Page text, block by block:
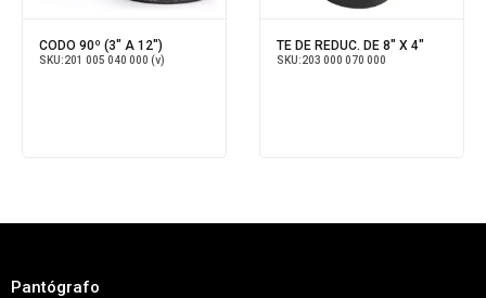
CODO 90º (3" A 12")
SKU:201 005 040 000 (v)
TE DE REDUC. DE 8" X 4"
SKU:203 000 070 000
Pantógrafo